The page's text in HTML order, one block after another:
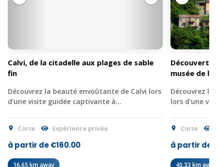
Calvi, de la citadelle aux plages de sable
fin
Découvrez la beauté envoûtante de Calvi lors
d'une visite guidée captivante à…
Corse Expérience privée
à partir de €160.00
16.65 km away
Découverte
musée de la
Découvrez
lors d'une
Corse
à partir de
40.33 km away